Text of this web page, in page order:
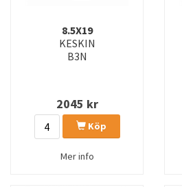
8.5X19
KESKIN
B3N
2045 kr
Köp
Mer info